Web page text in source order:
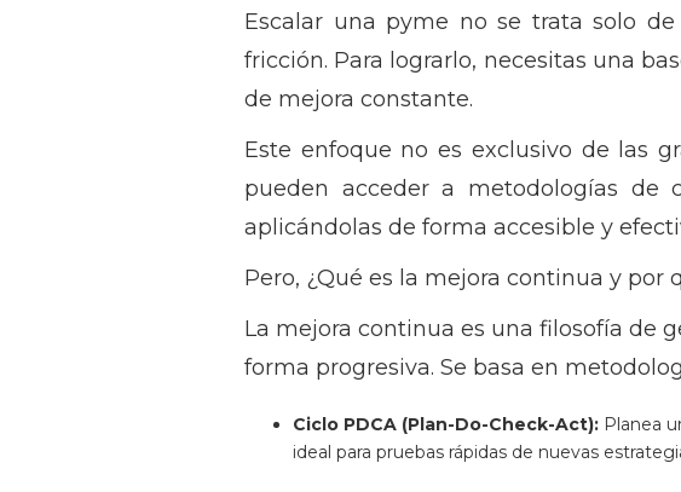
Escalar una pyme no se trata solo
fricción. Para lograrlo, necesitas una
de mejora constante.
Este enfoque no es exclusivo de las
pueden acceder a metodologías de
aplicándolas de forma accesible y
Pero, ¿Qué es la mejora continua y
La mejora continua es una filosofía de
forma progresiva. Se basa en
Ciclo PDCA (Plan-Do-Check-Act): Planea
ideal para pruebas rápidas de nuevas